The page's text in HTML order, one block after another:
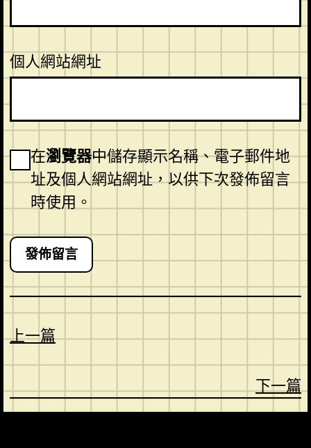
個人網站網址
在瀏覽器中儲存顯示名稱、電子郵件地
址及個人網站網址，以供下次發佈留言
時使用。
上一篇
下一篇